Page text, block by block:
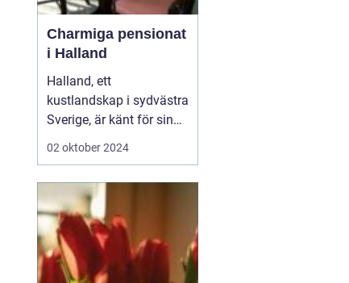
Charmiga pensionat
i Halland
Halland, ett
kustlandskap i sydvästra
Sverige, är känt för sin
vackra natur, långa
Området är en populär
destination för
semesterfirare som
söker lugn och
avkoppling från stadens
02 oktober 2024